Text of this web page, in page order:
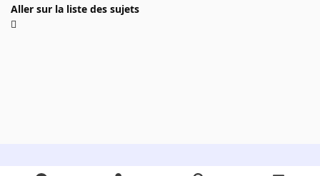
Aller sur la liste des sujets